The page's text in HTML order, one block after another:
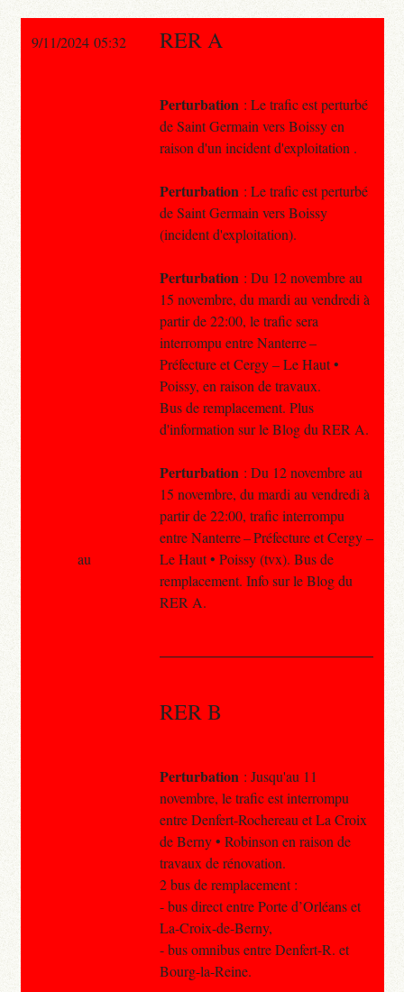
9/11/2024 05:32 RER A
Perturbation : Le trafic est perturbé
de Saint Germain vers Boissy en
raison d'un incident d'exploitation .
Perturbation : Le trafic est perturbé
de Saint Germain vers Boissy
(incident d'exploitation).
Perturbation : Du 12 novembre au
15 novembre, du mardi au vendredi à
partir de 22:00, le trafic sera
interrompu entre Nanterre –
Préfecture et Cergy – Le Haut •
Poissy, en raison de travaux.
Bus de remplacement. Plus
d'information sur le Blog du RER A.
Perturbation : Du 12 novembre au
15 novembre, du mardi au vendredi à
partir de 22:00, trafic interrompu
entre Nanterre – Préfecture et Cergy –
Le Haut • Poissy (tvx). Bus de
remplacement. Info sur le Blog du
RER A.
RER B
Perturbation : Jusqu'au 11
novembre, le trafic est interrompu
entre Denfert-Rochereau et La Croix
de Berny • Robinson en raison de
travaux de rénovation.
2 bus de remplacement :
- bus direct entre Porte d’Orléans et
La-Croix-de-Berny,
- bus omnibus entre Denfert-R. et
Bourg-la-Reine.
au